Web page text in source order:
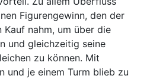
Figurengewinn, den der
nahm, um über die
und gleichzeitig seine
zu können. Mit
und je einem Turm blieb zu